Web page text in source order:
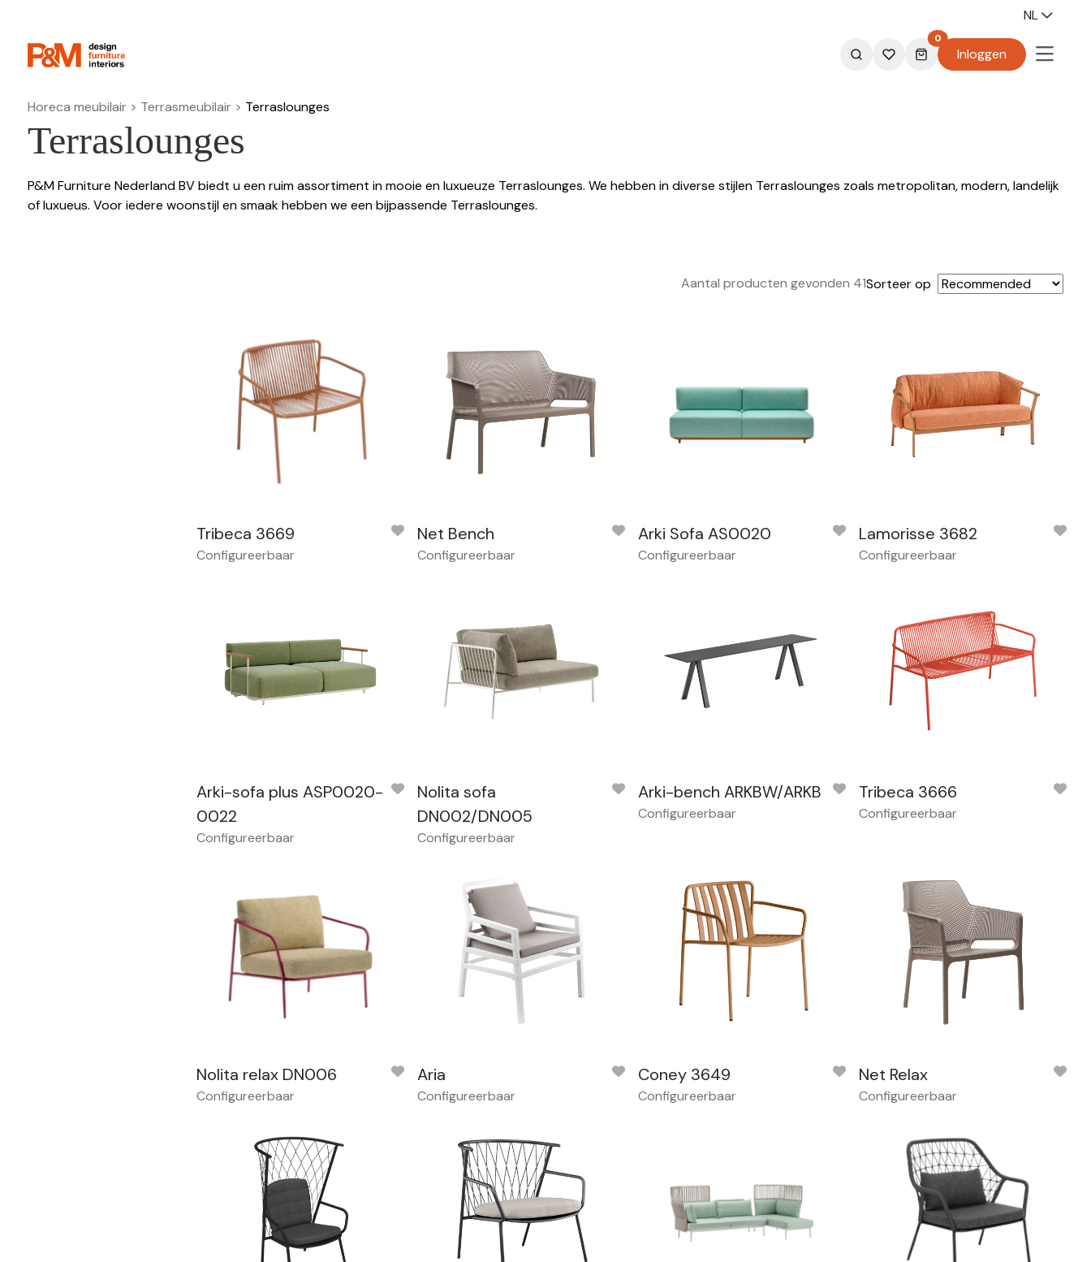
NL
0
Inloggen
Horeca meubilair > Terrasmeubilair > Terraslounges
Terraslounges
P&M Furniture Nederland BV biedt u een ruim assortiment in mooie en luxueuze Terraslounges. We hebben in diverse stijlen Terraslounges zoals metropolitan, modern, landelijk
of luxueus. Voor iedere woonstijl en smaak hebben we een bijpassende Terraslounges.
Aantal producten gevonden 41Sorteer op
Tribeca 3669
Configureerbaar
Net Bench
Configureerbaar
Arki Sofa AS0020
Configureerbaar
Lamorisse 3682
Configureerbaar
Arki-sofa plus ASP0020-
0022
Configureerbaar
Nolita sofa
DN002/DN005
Configureerbaar
Arki-bench ARKBW/ARKB
Configureerbaar
Tribeca 3666
Configureerbaar
Nolita relax DN006
Configureerbaar
Aria
Configureerbaar
Coney 3649
Configureerbaar
Net Relax
Configureerbaar